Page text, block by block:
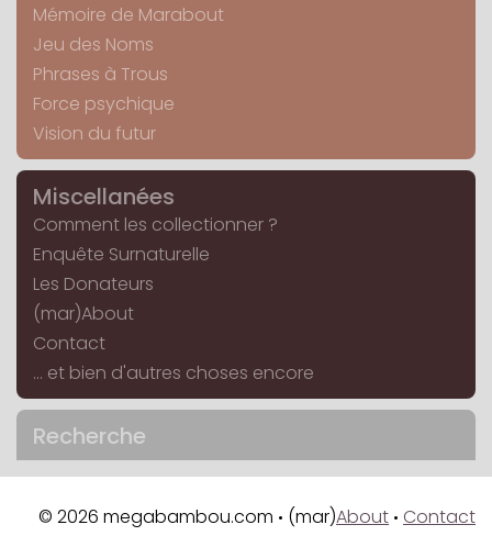
Mémoire de Marabout
Jeu des Noms
Phrases à Trous
Force psychique
Vision du futur
Miscellanées
Comment les collectionner ?
Enquête Surnaturelle
Les Donateurs
(mar)About
Contact
... et bien d'autres choses encore
Recherche
© 2026 megabambou.com • (mar)About • Contact